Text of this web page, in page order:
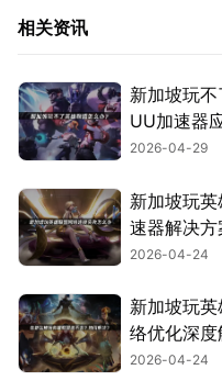
相关资讯
新加坡玩
UU加速器
2026-04-29
新加坡玩
速器解决方
2026-04-24
新加坡玩
络优化深度
2026-04-24